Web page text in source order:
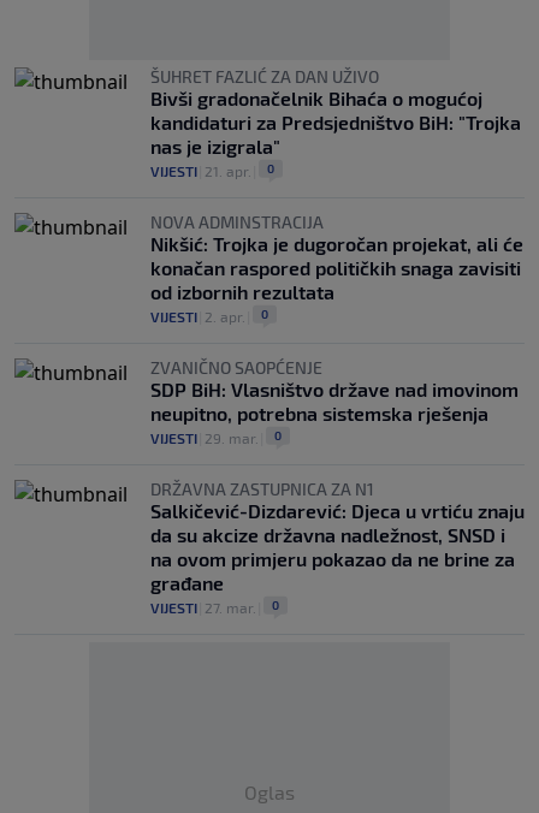
ŠUHRET FAZLIĆ ZA DAN UŽIVO
Bivši gradonačelnik Bihaća o mogućoj
kandidaturi za Predsjedništvo BiH: "Trojka
nas je izigrala"
VIJESTI 21. apr. 0
NOVA ADMINSTRACIJA
Nikšić: Trojka je dugoročan projekat, ali će
konačan raspored političkih snaga zavisiti
od izbornih rezultata
VIJESTI 2. apr. 0
ZVANIČNO SAOPĆENJE
SDP BiH: Vlasništvo države nad imovinom
neupitno, potrebna sistemska rješenja
VIJESTI 29. mar. 0
DRŽAVNA ZASTUPNICA ZA N1
Salkičević-Dizdarević: Djeca u vrtiću znaju
da su akcize državna nadležnost, SNSD i
na ovom primjeru pokazao da ne brine za
građane
VIJESTI 27. mar. 0
Oglas